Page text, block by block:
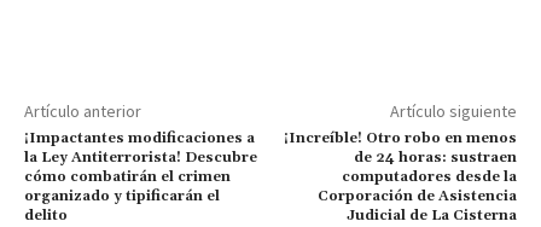
Artículo anterior
¡Impactantes modificaciones a
la Ley Antiterrorista! Descubre
cómo combatirán el crimen
organizado y tipificarán el
delito
Artículo siguiente
¡Increíble! Otro robo en menos
de 24 horas: sustraen
computadores desde la
Corporación de Asistencia
Judicial de La Cisterna